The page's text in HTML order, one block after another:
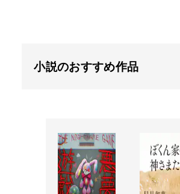
小説のおすすめ作品